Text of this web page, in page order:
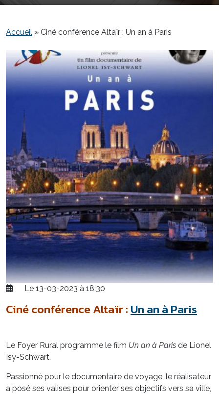
Accueil » Ciné conférence Altaïr : Un an à Paris
Le 13-03-2023 à 18:30
Ciné conférence Altaïr : Un an à Paris
Le Foyer Rural programme le film Un an à Paris de Lionel
Isy-Schwart.
Passionné pour le documentaire de voyage, le réalisateur
a posé ses valises pour orienter ses objectifs vers sa ville,